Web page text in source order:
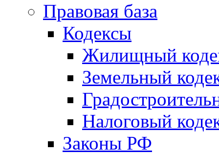
Правовая база
Кодексы
Жилищный
Земельный
Налоговый
Законы РФ